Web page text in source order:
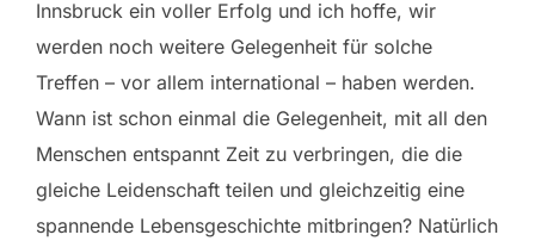
Innsbruck ein voller Erfolg und ich hoffe, wir
werden noch weitere Gelegenheit für solche
Treffen – vor allem international – haben werden.
Wann ist schon einmal die Gelegenheit, mit all den
Menschen entspannt Zeit zu verbringen, die die
gleiche Leidenschaft teilen und gleichzeitig eine
spannende Lebensgeschichte mitbringen? Natürlich